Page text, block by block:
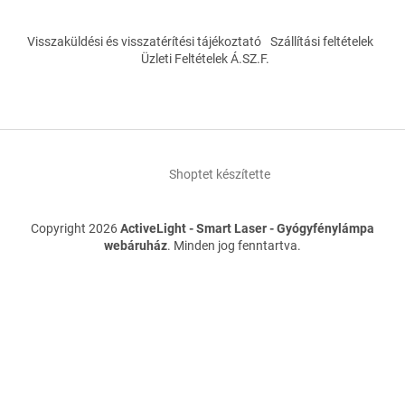
Visszaküldési és visszatérítési tájékoztató
Szállítási feltételek
Üzleti Feltételek Á.SZ.F.
Shoptet készítette
Copyright 2026ActiveLight - Smart Laser - Gyógyfénylámpa
webáruház. Minden jog fenntartva.